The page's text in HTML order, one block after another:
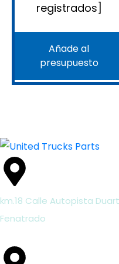
registrados]
Añade al
presupuesto
km.18 Calle Autopista
Fenatrado